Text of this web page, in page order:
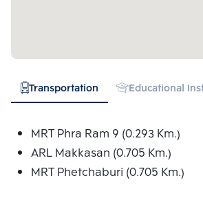
Transportation Educational
MRT Phra Ram 9 (0.293 Km.)
ARL Makkasan (0.705 Km.)
MRT Phetchaburi (0.705 Km.)